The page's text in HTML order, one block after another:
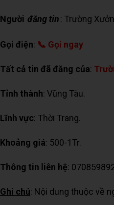
Người đăng tin: Trường
Gọi điện: 📞 Gọi ngay
Tất cả tin đã đăng của:
Tỉnh thành: Vũng Tàu.
Lĩnh vực: Thời Trang.
Khoảng giá: 500-1Tr.
Thông tin liên hệ:
Ghi chú: Nội dung thuộc về